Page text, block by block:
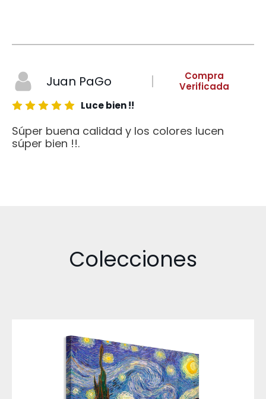
Juan PaGo
Compra
Verificada
Luce bien !!
Súper buena calidad y los colores lucen
súper bien !!.
Colecciones